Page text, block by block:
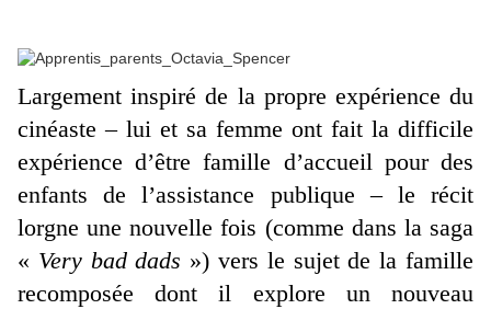
Largement inspiré de la propre expérience du
cinéaste – lui et sa femme ont fait la difficile
expérience d’être famille d’accueil pour des
enfants de l’assistance publique – le récit
lorgne une nouvelle fois (comme dans la saga
« Very bad dads ») vers le sujet de la famille
recomposée dont il explore un nouveau